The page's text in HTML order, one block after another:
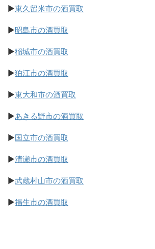
▶東久留米市の酒買取
▶昭島市の酒買取
▶稲城市の酒買取
▶狛江市の酒買取
▶東大和市の酒買取
▶あきる野市の酒買取
▶国立市の酒買取
▶清瀬市の酒買取
▶武蔵村山市の酒買取
▶福生市の酒買取